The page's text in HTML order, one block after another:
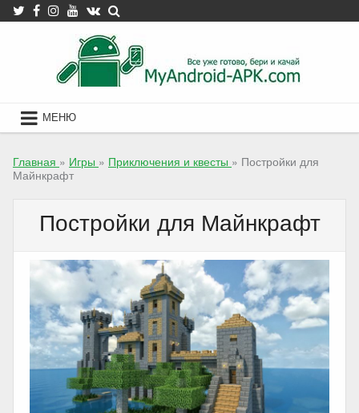
Skip
to
МЕНЮ
Главная » Игры » Приключения и квесты » Постройки для
Майнкрафт
Постройки для Майнкрафт